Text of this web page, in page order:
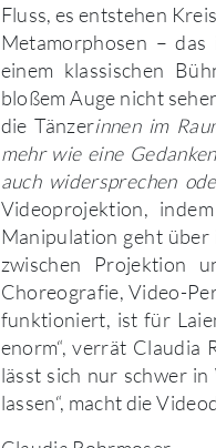
Fluss, es entstehen
Metamorphosen –
einem klassischen
bloßem Auge nicht
die Tänzerinnen im
mehr wie eine
auch widersprechen
Videoprojektion,
Manipulation geht über
zwischen Projektion
Choreografie, Video-
funktioniert, ist für
enorm“, verrät Claudia
lässt sich nur schwer
lassen“, macht die